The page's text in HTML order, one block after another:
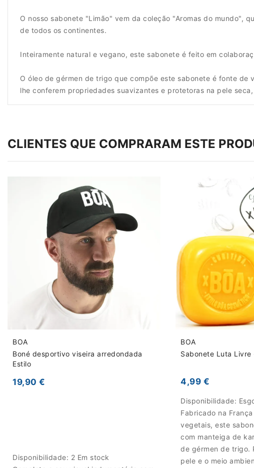
O nosso sabonete "Limão" vem da coleção "Aromas do mundo",
de todos os continentes.
Inteiramente natural e vegano, este sabonete é feito em
O óleo de gérmen de trigo que compõe este sabonete é fonte de
lhe conferem propriedades suavizantes e protetoras na pele
CLIENTES QUE COMPRARAM ESTE
BOA
Boné desportivo viseira arredondada
Estilo
19,90 €
Disponibilidade: 2 Em stock
BOA
Sabonete Luta Livre
4,99 €
Disponibilidade:
Fabricado na
vegetais, este
com manteiga de
de gérmen de trigo.
pele e o meio